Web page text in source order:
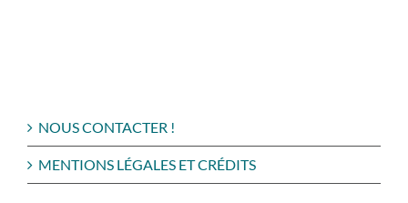
NOUS CONTACTER !
MENTIONS LÉGALES ET CRÉDITS